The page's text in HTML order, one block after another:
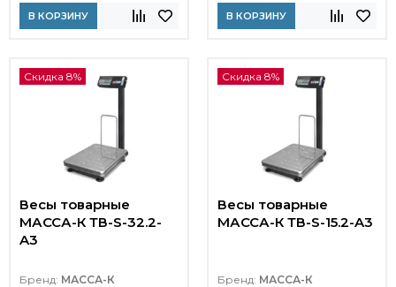
В КОРЗИНУ В КОРЗИНУ
Скидка 8%
Весы товарные
МАССА-К ТВ-S-32.2-
A3
Бренд: МАССА-К
Скидка 8%
Весы товарные
МАССА-К ТВ-S-15.2-A3
Бренд: МАССА-К